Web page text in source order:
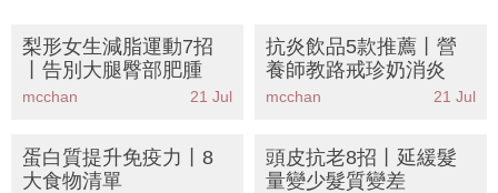
梨形女生減脂運動7招
丨告別大腿臀部肥腫
mcchan 21 Jul
抗炎飲品5款推薦丨營
養師教路戒珍奶消炎
mcchan 21 Jul
蛋白質提升免疫力丨8
大食物清單
頭皮抗老8招丨延緩髮
量變少髮質變差